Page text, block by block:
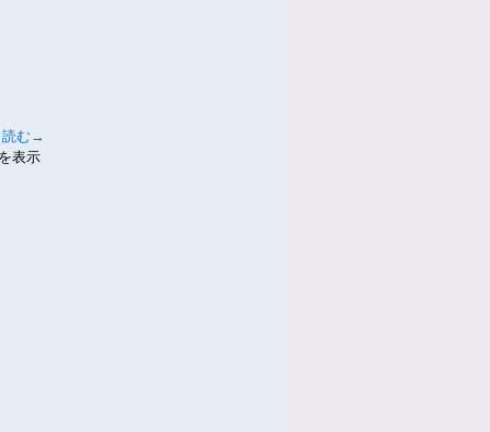
読む→
表示